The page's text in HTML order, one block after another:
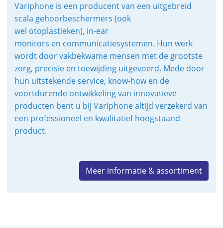
Variphone is een producent van een uitgebreid
scala gehoorbeschermers (ook
wel otoplastieken), in-ear
monitors en communicatiesystemen. Hun werk
wordt door vakbekwame mensen met de grootste
zorg, precisie en toewijding uitgevoerd. Mede door
hun uitstekende service, know-how en de
voortdurende ontwikkeling van innovatieve
producten bent u bij Variphone altijd verzekerd van
een professioneel en kwalitatief hoogstaand
product.
Meer informatie & assortiment